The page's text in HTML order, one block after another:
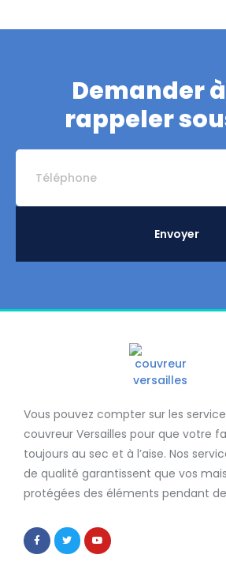
Demander
rappeler
Envoyer
Vous pouvez compter sur les
couvreur Versailles pour que votre
toujours au sec et à l’aise. Nos
de qualité garantissent que vos
protégées des éléments pendant